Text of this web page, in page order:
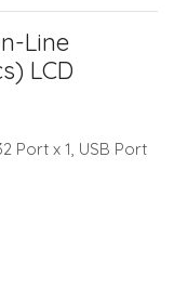
Line
LCD
Port x 1, USB Port